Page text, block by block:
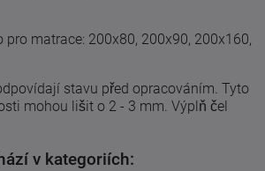
pro matrace: 200x80, 200x90, 200x160,
stavu před opracováním. Tyto
mohou lišit o 2 - 3 mm. Výplň čel
v kategoriích: